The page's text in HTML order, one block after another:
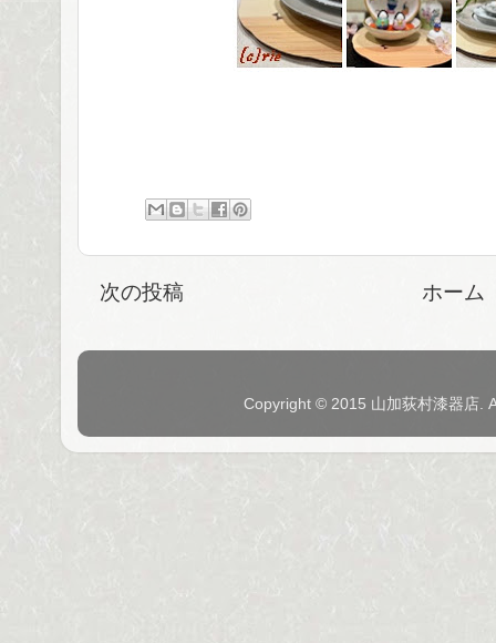
次の投稿 ホーム
Copyright © 2015 山加荻村漆器店.